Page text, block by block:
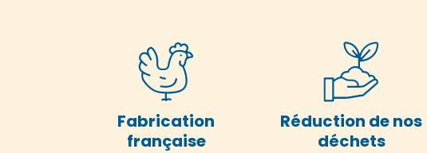
Fabrication
française
Réduction de nos
déchets